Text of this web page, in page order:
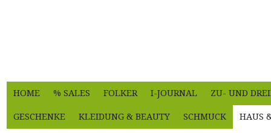
HOME % SALES FOLKER I-JOURNAL ZU- UND
GESCHENKE KLEIDUNG & BEAUTY SCHMUCK HAUS